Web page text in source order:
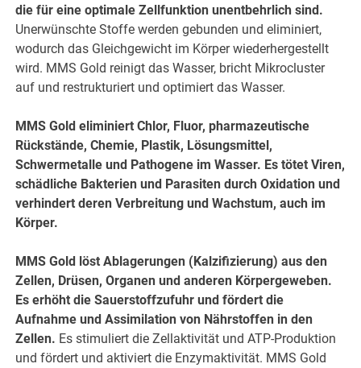
die für eine optimale Zellfunktion unentbehrlich sind.
Unerwünschte Stoffe werden gebunden und eliminiert,
wodurch das Gleichgewicht im Körper wiederhergestellt
wird. MMS Gold reinigt das Wasser, bricht Mikrocluster
auf und restrukturiert und optimiert das Wasser.
MMS Gold eliminiert Chlor, Fluor, pharmazeutische
Rückstände, Chemie, Plastik, Lösungsmittel,
Schwermetalle und Pathogene im Wasser. Es tötet Viren,
schädliche Bakterien und Parasiten durch Oxidation und
verhindert deren Verbreitung und Wachstum, auch im
Körper.
MMS Gold löst Ablagerungen (Kalzifizierung) aus den
Zellen, Drüsen, Organen und anderen Körpergeweben.
Es erhöht die Sauerstoffzufuhr und fördert die
Aufnahme und Assimilation von Nährstoffen in den
Zellen. Es stimuliert die Zellaktivität und ATP-Produktion
und fördert und aktiviert die Enzymaktivität. MMS Gold